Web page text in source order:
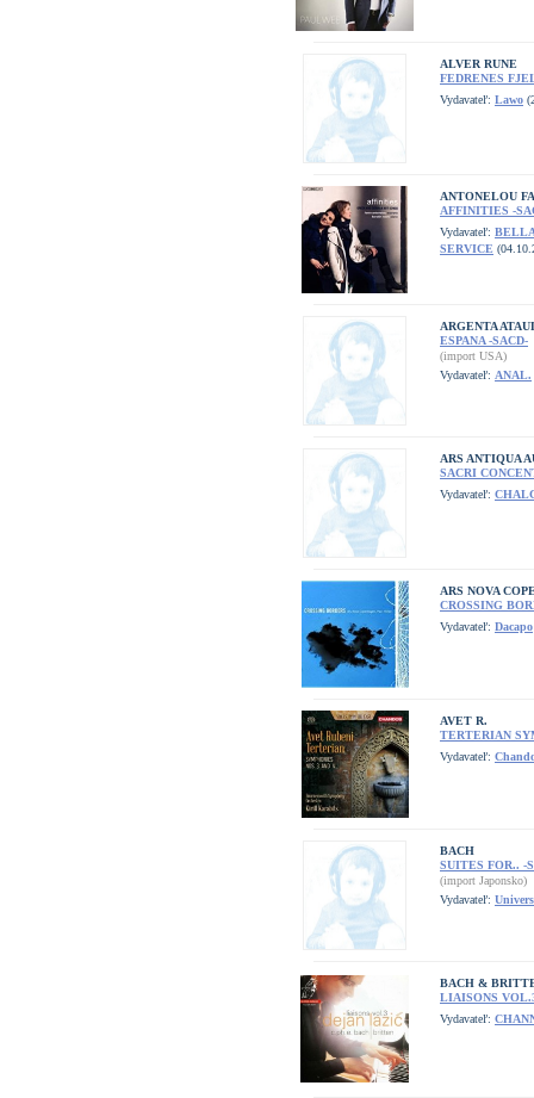
ALVER RUNE
FEDRENES
Vydavateľ: Lawo
ANTONELOU
AFFINITIES -
Vydavateľ:
SERVICE
ARGENTA
ESPANA -SACD-
(import USA)
Vydavateľ: ANAL.
ARS ANTIQUA
SACRI
Vydavateľ:
ARS NOVA
CROSSING
Vydavateľ: Dacapo
AVET R.
TERTERIAN
Vydavateľ:
BACH
SUITES FOR.. -
(import Japonsko)
Vydavateľ:
BACH &
LIAISONS
Vydavateľ: